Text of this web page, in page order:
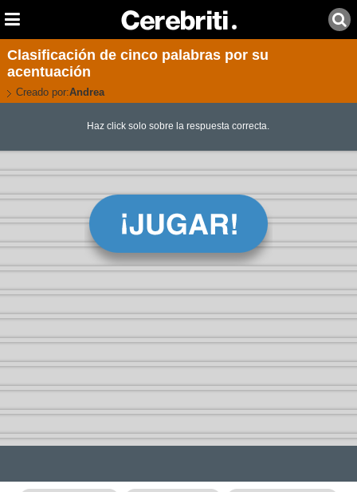
Clasificación de cinco palabras por su
acentuación
Creado por:Andrea
Haz click solo sobre la respuesta correcta.